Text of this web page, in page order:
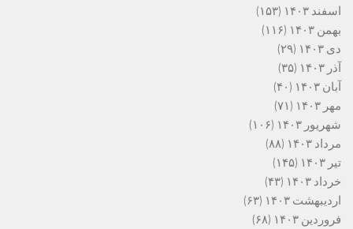
اسفند ۱۴۰۳
(۱۵۳)
بهمن ۱۴۰۳
(۱۱۶)
دی ۱۴۰۳
(۲۹)
آذر ۱۴۰۳
(۳۵)
آبان ۱۴۰۳
(۴۰)
مهر ۱۴۰۳
(۷۱)
شهریور ۱۴۰۳
(۱۰۶)
مرداد ۱۴۰۳
(۸۸)
تیر ۱۴۰۳
(۱۴۵)
خرداد ۱۴۰۳
(۴۳)
اردیبهشت ۱۴۰۳
(۶۳)
فروردین ۱۴۰۳
(۶۸)